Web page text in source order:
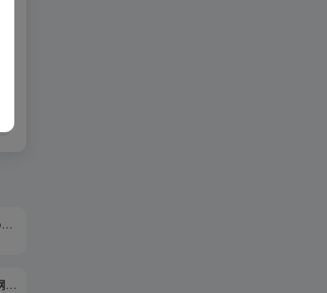
搬瓦工（bandwagonhost）高端线路，助力企业运营，10Gbps美国 cn2 gia，1Gbps香港cn2 gia，1.2Gbps日本cn2 gia，10Gbps日本软银
HostDare（美国三网CN2 GIA/GT ）